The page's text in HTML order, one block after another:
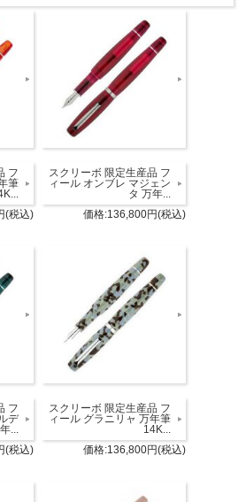
フ
筆
(税込)
スクリーボ 限定生産品 フ
ィール オンブレ マジェン
タ 万年...
価格:136,800円(税込)
フ
デ
...
(税込)
スクリーボ 限定生産品 フ
ィール グラニリャ 万年筆
14K...
価格:136,800円(税込)